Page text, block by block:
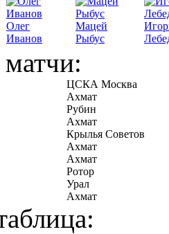
Олег
Иванов
Мацей
Рыбус
ЦСКА Москва
Ахмат
Рубин
Ахмат
Крылья Советов
Ахмат
Ахмат
Ротор
Урал
Ахмат